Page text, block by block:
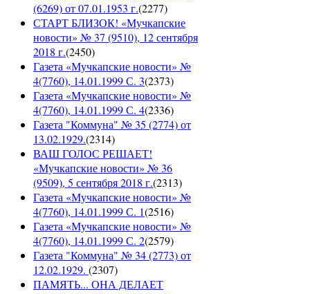
(6269) от 07.01.1953 г.(2277)
СТАРТ БЛИЗОК! «Мучкапские
новости» № 37 (9510), 12 сентября
2018 г.(2450)
Газета «Мучкапские новости» №
4(7760), 14.01.1999 С. 3(2373)
Газета «Мучкапские новости» №
4(7760), 14.01.1999 С. 4(2336)
Газета "Коммуна" № 35 (2774) от
13.02.1929.(2314)
ВАШ ГОЛОС РЕШАЕТ!
«Мучкапские новости» № 36
(9509), 5 сентября 2018 г.(2313)
Газета «Мучкапские новости» №
4(7760), 14.01.1999 С. 1(2516)
Газета «Мучкапские новости» №
4(7760), 14.01.1999 С. 2(2579)
Газета "Коммуна" № 34 (2773) от
12.02.1929. (2307)
ПАМЯТЬ... ОНА ДЕЛАЕТ